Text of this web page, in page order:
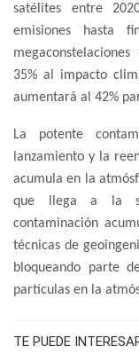
satélites entre
emisiones hasta
35% al impacto
aumentará al 42%
La potente
lanzamiento y la
acumula en la
que llega a la
contaminación
técnicas de
bloqueando parte
partículas en la
TE PUEDE